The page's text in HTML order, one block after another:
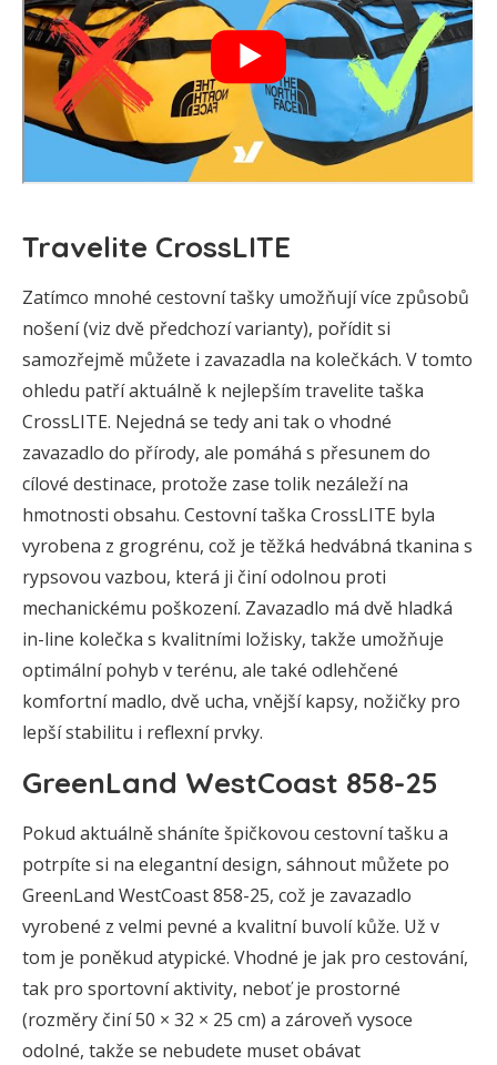
Travelite CrossLITE
Zatímco mnohé cestovní tašky umožňují více způsobů
nošení (viz dvě předchozí varianty), pořídit si
samozřejmě můžete i zavazadla na kolečkách. V tomto
ohledu patří aktuálně k nejlepším travelite taška
CrossLITE. Nejedná se tedy ani tak o vhodné
zavazadlo do přírody, ale pomáhá s přesunem do
cílové destinace, protože zase tolik nezáleží na
hmotnosti obsahu. Cestovní taška CrossLITE byla
vyrobena z grogrénu, což je těžká hedvábná tkanina s
rypsovou vazbou, která ji činí odolnou proti
mechanickému poškození. Zavazadlo má dvě hladká
in-line kolečka s kvalitními ložisky, takže umožňuje
optimální pohyb v terénu, ale také odlehčené
komfortní madlo, dvě ucha, vnější kapsy, nožičky pro
lepší stabilitu i reflexní prvky.
GreenLand WestCoast 858-25
Pokud aktuálně sháníte špičkovou cestovní tašku a
potrpíte si na elegantní design, sáhnout můžete po
GreenLand WestCoast 858-25, což je zavazadlo
vyrobené z velmi pevné a kvalitní buvolí kůže. Už v
tom je poněkud atypické. Vhodné je jak pro cestování,
tak pro sportovní aktivity, neboť je prostorné
(rozměry činí 50 × 32 × 25 cm) a zároveň vysoce
odolné, takže se nebudete muset obávat